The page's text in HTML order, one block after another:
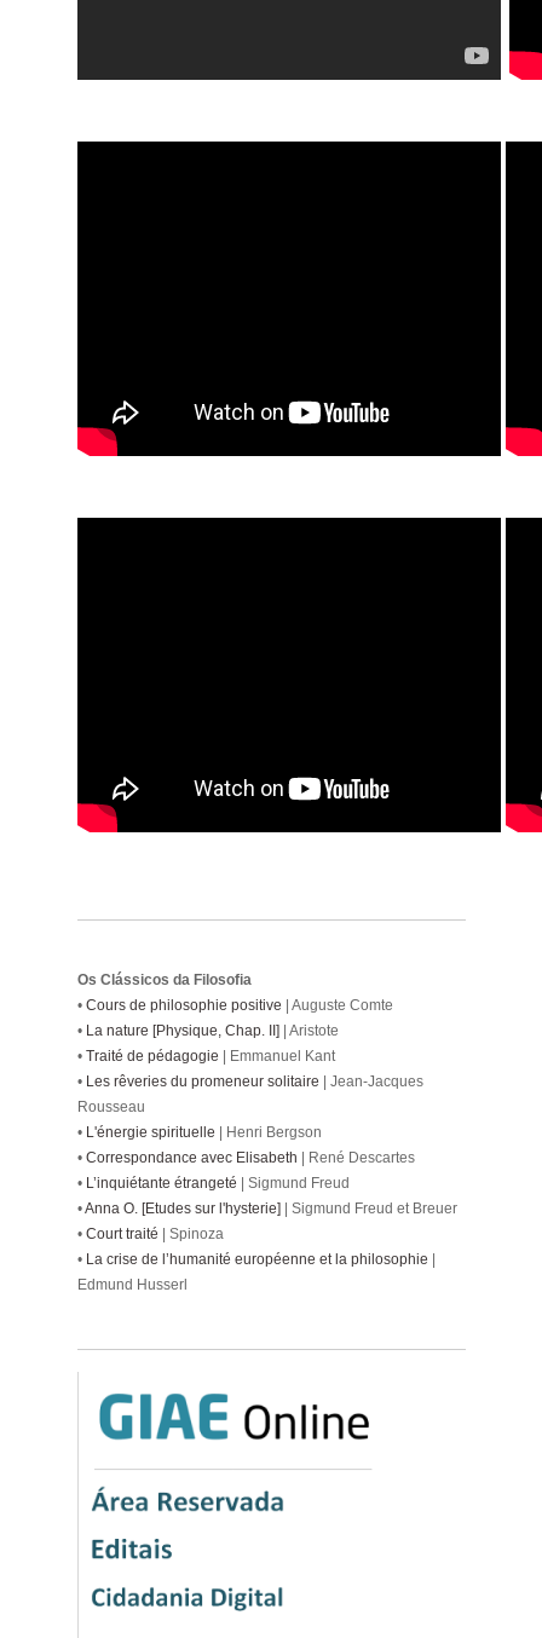
Os Clássicos da Filosofia
• Cours de philosophie positive | Auguste Comte
• La nature [Physique, Chap. II]| Aristote
• Traité de pédagogie | Emmanuel Kant
• Les rêveries du promeneur solitaire | Jean-Jacques
Rousseau
• L'énergie spirituelle | Henri Bergson
• Correspondance avec Elisabeth | René Descartes
• L’inquiétante étrangeté | Sigmund Freud
•Anna O. [Etudes sur l'hysterie]| Sigmund Freud et Breuer
• Court traité | Spinoza
• La crise de l’humanité européenne et la philosophie |
Edmund Husserl